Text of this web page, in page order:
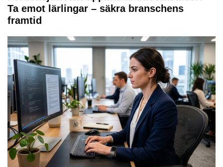
Ta emot lärlingar – säkra branschens
framtid